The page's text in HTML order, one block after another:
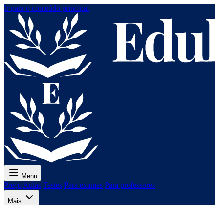
Ir para o conteúdo principal
Menu
Preço Aulas Testes Para exames Para professores
Mais